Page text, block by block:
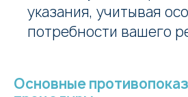
указания, учитывая
потребности вашего
Основные